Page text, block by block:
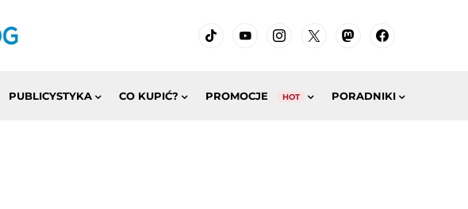
PUBLICYSTYKA CO KUPIĆ? PROMOCJE HOT PORADNIKI